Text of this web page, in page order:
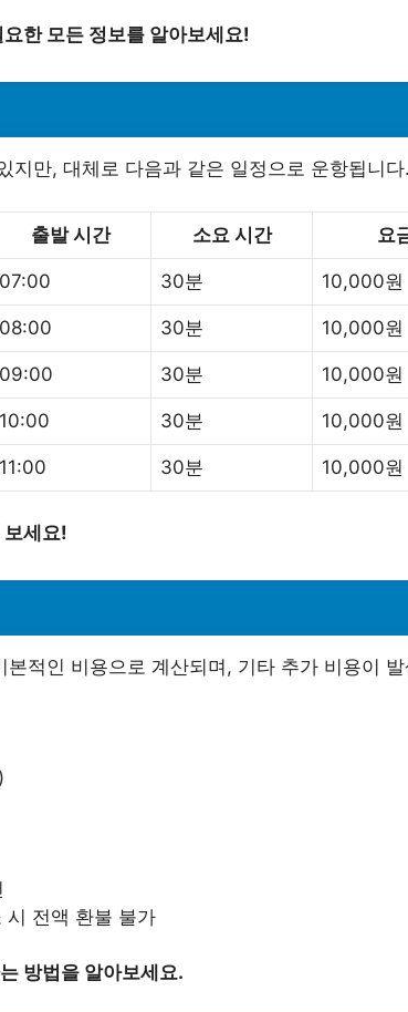
한 모든 정보를 알아보세요!
지만, 대체로 다음과 같은 일정으로 운항됩니다.
출발 시간 소요 시간 요
07:00 30분 10,000원
08:00 30분 10,000원
09:00 30분 10,000원
10:00 30분 10,000원
11:00 30분 10,000원
세요!
적인 비용으로 계산되며, 기타 추가 비용이
전액 환불 불가
방법을 알아보세요.